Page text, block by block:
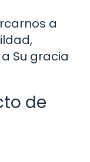
a
Su gracia
de